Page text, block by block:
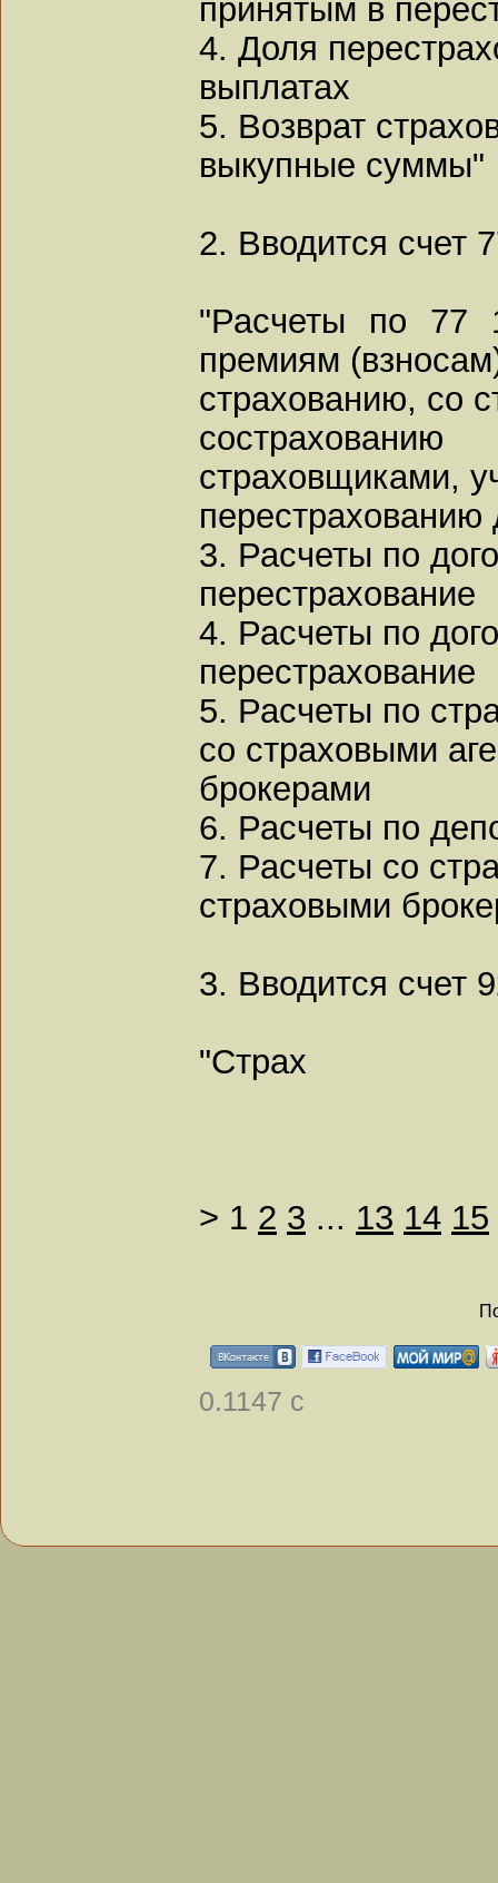
принятым в
4. Доля
выплатах
5. Возврат
выкупные суммы"
2. Вводится счет
"Расчеты по 77
премиям
страхованию, со
страховщиками,
перестрахованию
3. Расчеты по
перестрахование
4. Расчеты по
перестрахование
5. Расчеты по
со страховыми
брокерами
6. Расчеты по
7. Расчеты со
страховыми
3. Вводится счет
"Страх
> 1 2 3 ... 13 14 15
0.1147 с